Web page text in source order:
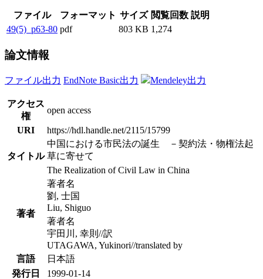
ファイル フォーマット サイズ 閲覧回数 説明
49(5)_p63-80 pdf 803 KB 1,274
論文情報
ファイル出力 EndNote Basic出力 Mendeley出力
アクセス
権
open access
URI
https://hdl.handle.net/2115/15799
タイトル
中国における市民法の誕生 －契約法・物権法起
草に寄せて
The Realization of Civil Law in China
著者
著者名
劉, 士国
Liu, Shiguo
著者名
宇田川, 幸則//訳
UTAGAWA, Yukinori//translated by
言語
日本語
発行日
1999-01-14